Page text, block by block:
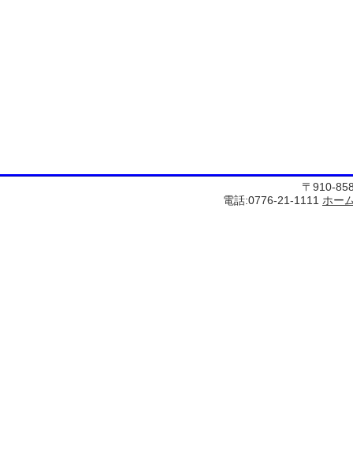
〒910-
電話:0776-21-1111 ホー